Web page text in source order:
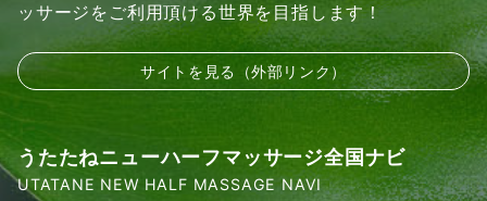
ッサージをご利用頂ける世界を目指します！
サイトを見る（外部リンク）
うたたねニューハーフマッサージ全国ナビ
UTATANE NEW HALF MASSAGE NAVI